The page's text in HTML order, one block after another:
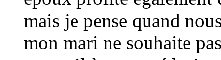
mais je pense quand
mon mari ne souhaite